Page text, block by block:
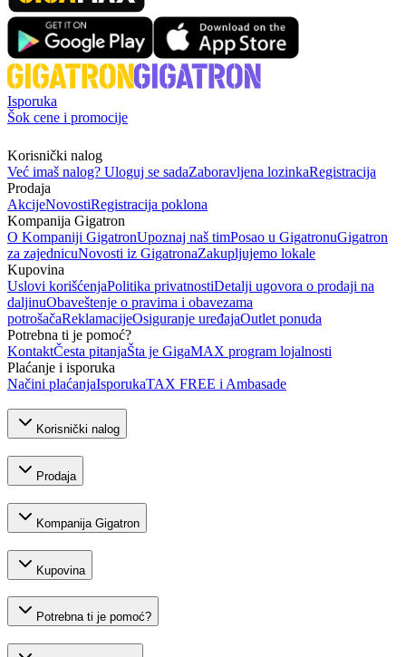
Isporuka
Šok cene i promocije
Korisnički nalog
Već imaš nalog? Uloguj se sadaZaboravljena lozinkaRegistracija
Prodaja
AkcijeNovostiRegistracija poklona
Kompanija Gigatron
O Kompaniji GigatronUpoznaj naš timPosao u GigatronuGigatron
za zajednicuNovosti iz GigatronaZakupljujemo lokale
Kupovina
Uslovi korišćenjaPolitika privatnostiDetalji ugovora o prodaji na
daljinuObaveštenje o pravima i obavezama
potrošačaReklamacijeOsiguranje uređajaOutlet ponuda
Potrebna ti je pomoć?
KontaktČesta pitanjaŠta je GigaMAX program lojalnosti
Plaćanje i isporuka
Načini plaćanjaIsporukaTAX FREE i Ambasade
Korisnički nalog
Prodaja
Kompanija Gigatron
Kupovina
Potrebna ti je pomoć?